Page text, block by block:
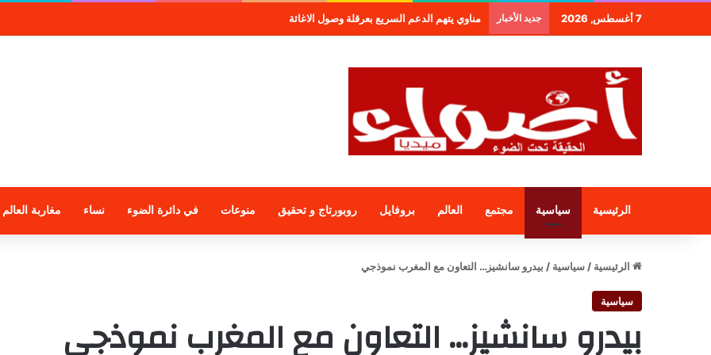
7 أغسطس, 2026 جديد الأخبار طنجة.. مجموعة فندقية جديدة لمجموعة الراجحي الاستثمارية
الرئيسية سياسية مجتمع العالم بروفايل روبورتاج و تحقيق منوعات في دائرة الضوء نساء مغاربة العالم
الرئيسية / سياسية / بيدرو سانشيز… التعاون مع المغرب نموذجي
سياسية
بيدرو سانشيز… التعاون مع المغرب نموذجي